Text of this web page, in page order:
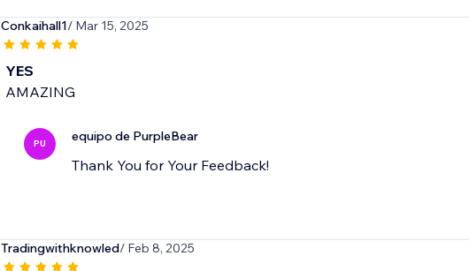
Conkaihall1/ Mar 15, 2025
YES
AMAZING
PU equipo de PurpleBear
Thank You for Your Feedback!
Tradingwithknowled/ Feb 8, 2025